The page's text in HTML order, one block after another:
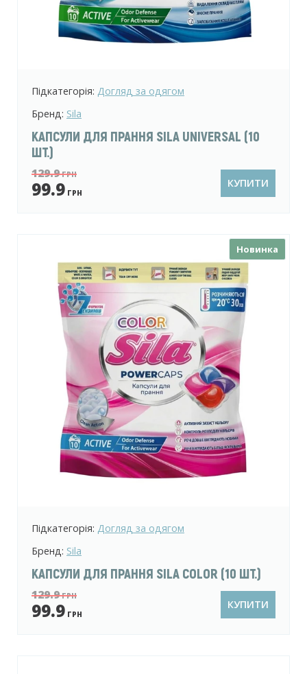
Підкатегорія: Догляд за одягом
Бренд: Sila
КАПСУЛИ ДЛЯ ПРАННЯ SILA UNIVERSAL (10
ШТ.)
129.9ГРН
99.9 ГРН
КУПИТИ
Новинка
Підкатегорія: Догляд за одягом
Бренд: Sila
КАПСУЛИ ДЛЯ ПРАННЯ SILA COLOR (10 ШТ.)
129.9ГРН
99.9 ГРН
КУПИТИ